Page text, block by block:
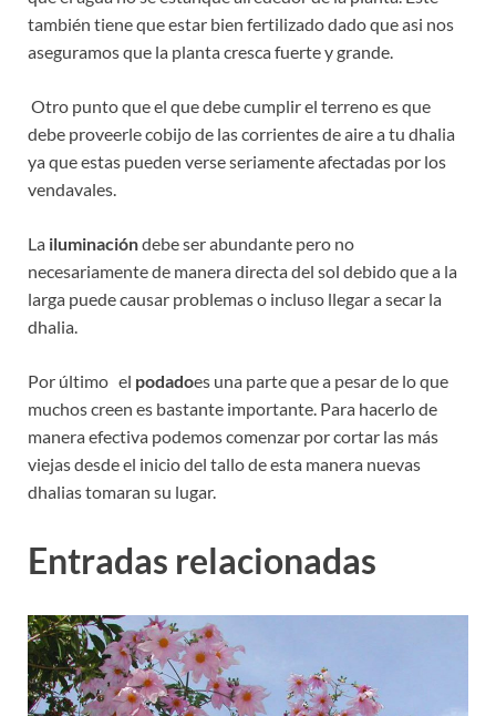
también tiene que estar bien fertilizado dado que asi nos
aseguramos que la planta cresca fuerte y grande.
Otro punto que el que debe cumplir el terreno es que
debe proveerle cobijo de las corrientes de aire a tu dhalia
ya que estas pueden verse seriamente afectadas por los
vendavales.
La iluminacióndebe ser abundante pero no
necesariamente de manera directa del sol debido que a la
larga puede causar problemas o incluso llegar a secar la
dhalia.
Por último el podadoes una parte que a pesar de lo que
muchos creen es bastante importante. Para hacerlo de
manera efectiva podemos comenzar por cortar las más
viejas desde el inicio del tallo de esta manera nuevas
dhalias tomaran su lugar.
Entradas relacionadas